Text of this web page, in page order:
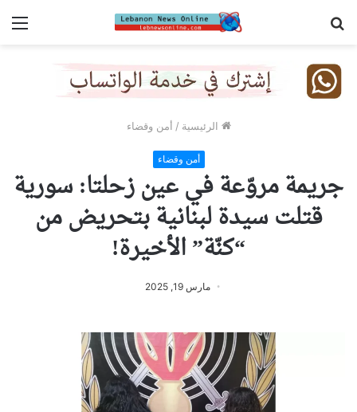
الرئيسية / أمن وقضاء
أمن وقضاء
جريمة مروّعة في عين زحلتا: سورية
قتلت سيدة لبنانية بتحريض من
“كنّة” الأخيرة!
مارس 19, 2025